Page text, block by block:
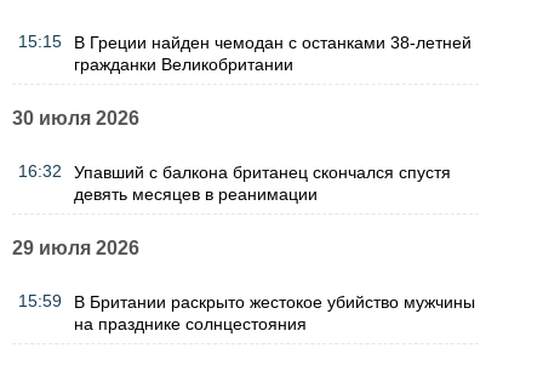
15:15
В Греции найден чемодан с останками 38-летней
гражданки Великобритании
30 июля 2026
16:32
Упавший с балкона британец скончался спустя
девять месяцев в реанимации
29 июля 2026
15:59
В Британии раскрыто жестокое убийство мужчины
на празднике солнцестояния